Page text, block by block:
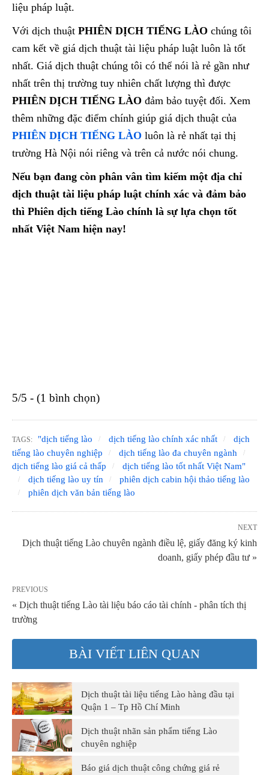
liệu pháp luật.
Với dịch thuật PHIÊN DỊCH TIẾNG LÀO chúng tôi
cam kết về giá dịch thuật tài liệu pháp luật luôn là tốt
nhất. Giá dịch thuật chúng tôi có thể nói là rẻ gần như
nhất trên thị trường tuy nhiên chất lượng thì được
PHIÊN DỊCH TIẾNG LÀO đảm bảo tuyệt đối. Xem
thêm những đặc điểm chính giúp giá dịch thuật của
PHIÊN DỊCH TIẾNG LÀO luôn là rẻ nhất tại thị
trường Hà Nội nói riêng và trên cả nước nói chung.
Nếu bạn đang còn phân vân tìm kiếm một địa chỉ
dịch thuật tài liệu pháp luật chính xác và đảm bảo
thì Phiên dịch tiếng Lào chính là sự lựa chọn tốt
nhất Việt Nam hiện nay!
5/5 - (1 bình chọn)
TAGS: "dịch tiếng lào dịch tiếng lào chính xác nhất
dịch
tiếng lào chuyên nghiệp
dịch tiếng lào đa chuyên ngành
dịch tiếng lào giá cả thấp
dịch tiếng lào tốt nhất Việt Nam"
dịch tiếng lào uy tín
phiên dịch cabin hội thảo tiếng lào
phiên dịch văn bản tiếng lào
NEXT
Dịch thuật tiếng Lào chuyên ngành điều lệ, giấy đăng ký kinh
doanh, giấy phép đầu tư »
PREVIOUS
« Dịch thuật tiếng Lào tài liệu báo cáo tài chính - phân tích thị
trường
BÀI VIẾT LIÊN QUAN
Dịch thuật tài liệu tiếng Lào hàng đầu tại
Quận 1 – Tp Hồ Chí Minh
Dịch thuật nhãn sản phẩm tiếng Lào
chuyên nghiệp
Báo giá dịch thuật công chứng giá rẻ